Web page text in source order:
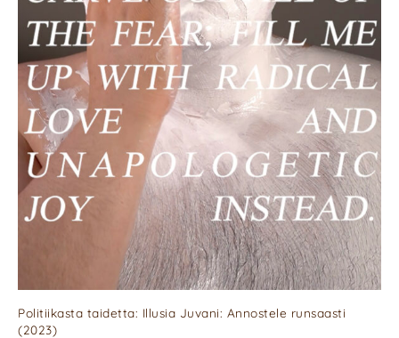
Politiikasta taidetta: Illusia Juvani: Annostele runsaasti
(2023)